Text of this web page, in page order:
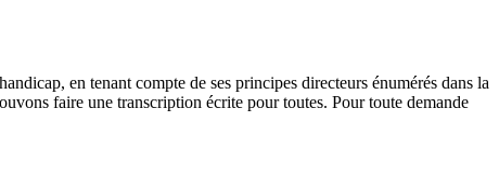
en tenant compte de ses principes directeurs énumérés dans la
faire une transcription écrite pour toutes. Pour toute demande